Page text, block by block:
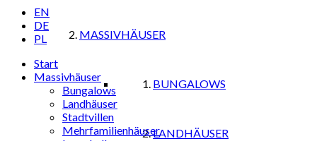
MASSIVHÄUSER
BUNGALOWS
LANDHÄUSER
EN
DE
PL
Start
Massivhäuser
Bungalows
Landhäuser
Stadtvillen
Mehrfamilienhäuser